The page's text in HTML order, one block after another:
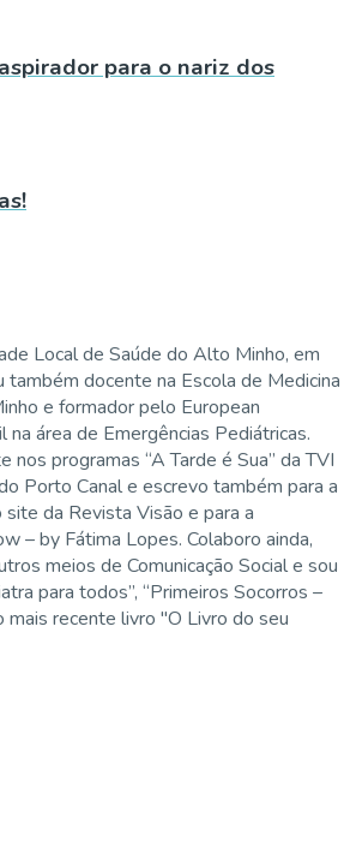
para o nariz dos
Local de Saúde do Alto Minho, em
também docente na Escola de Medicina
e formador pelo European
na área de Emergências Pediátricas.
nos programas “A Tarde é Sua” da TVI
Porto Canal e escrevo também para a
site da Revista Visão e para a
– by Fátima Lopes. Colaboro ainda,
meios de Comunicação Social e sou
para todos”, “Primeiros Socorros –
mais recente livro "O Livro do seu